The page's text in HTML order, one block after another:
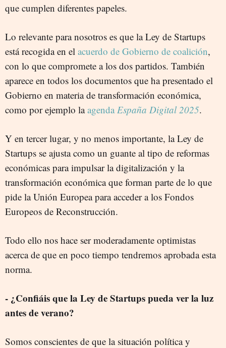
que cumplen diferentes papeles.
Lo relevante para nosotros es que la Ley de Startups
está recogida en el acuerdo de Gobierno de coalición,
con lo que compromete a los dos partidos. También
aparece en todos los documentos que ha presentado el
Gobierno en materia de transformación económica,
como por ejemplo laagenda España Digital 2025.
Y en tercer lugar, y no menos importante, la Ley de
Startups se ajusta como un guante al tipo de reformas
económicas para impulsar la digitalización y la
transformación económica que forman parte de lo que
pide la Unión Europea para acceder a los Fondos
Europeos de Reconstrucción.
Todo ello nos hace ser moderadamente optimistas
acerca de que en poco tiempo tendremos aprobada esta
norma.
- ¿Confiáis que la Ley de Startups pueda ver la luz
antes de verano?
Somos conscientes de que la situación política y